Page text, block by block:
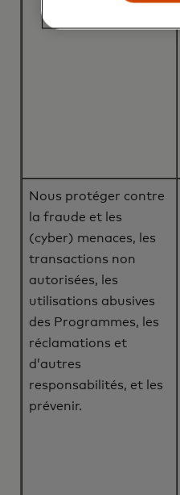
Nous protéger contre
la fraude et les
(cyber) menaces, les
transactions non
autorisées, les
utilisations abusives
des Programmes, les
réclamations et
d’autres
responsabilités, et les
prévenir.